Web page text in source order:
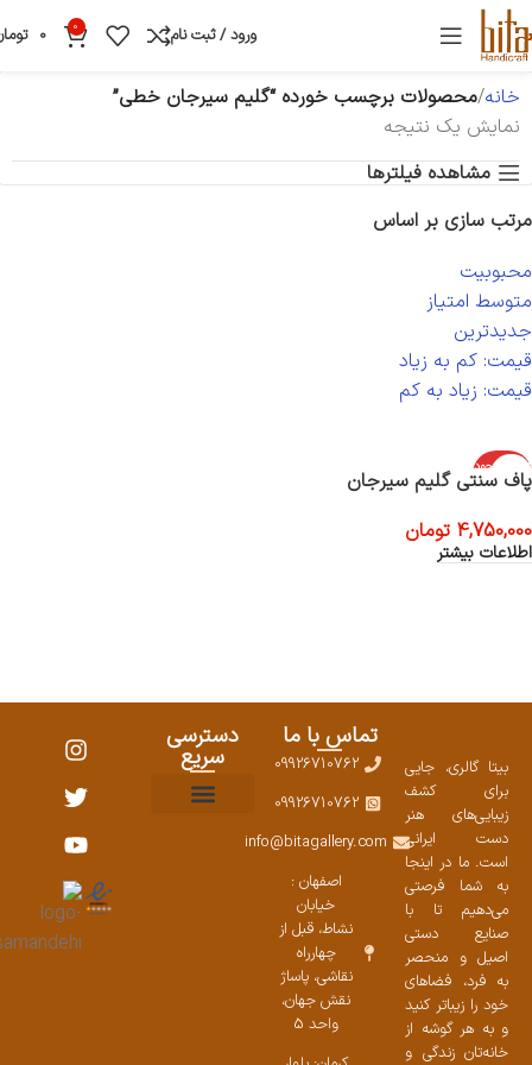
ورود / ثبت نام 0
0
خانه محصولات برچسب خورده “گلیم سیرجان خطی”
نمایش یک نتیجه
مشاهده فیلترها
مرتب سازی بر اساس
محبوبیت
متوسط امتیاز
جدیدترین
قیمت: کم به زیاد
قیمت: زیاد به کم
اتمام موجود
ی
پاف سنتی گلیم سیرجان
4,750,000 تومان
اطلاعات بیشتر
بیتا گالری، جایی
برای کشف
زیبایی‌های هنر
دست ایرانی
است. ما در اینجا
به شما فرصتی
می‌دهیم تا با
صنایع دستی
اصیل و منحصر
به فرد، فضاهای
خود را زیباتر کنید
و به هر گوشه از
خانه‌تان زندگی و
تماس با ما
09926710762
09926710762
info@bitagallery.com
اصفهان :
خیابان
نشاط، قبل از
چهارراه
نقاشی، پاساژ
نقش جهان،
واحد 5
دسترسی
سریع